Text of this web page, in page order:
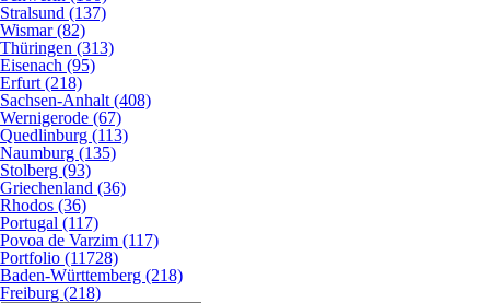
Stralsund (137)
Wismar (82)
Thüringen (313)
Eisenach (95)
Erfurt (218)
Sachsen-Anhalt (408)
Wernigerode (67)
Quedlinburg (113)
Naumburg (135)
Stolberg (93)
Griechenland (36)
Rhodos (36)
Portugal (117)
Povoa de Varzim (117)
Portfolio (11728)
Baden-Württemberg (218)
Freiburg (218)